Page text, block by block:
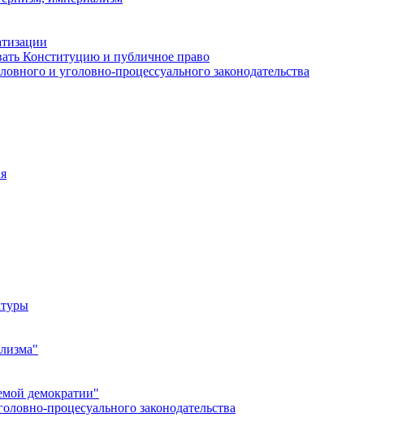
Конституцию и публичное право
и уголовно-процессуального законодательства
демократии"
процесуального законодательства